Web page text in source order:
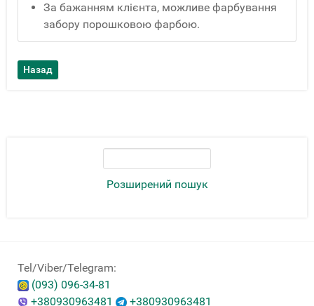
Розширений пошук
За бажанням клієнта, можливе фарбування
забору порошковою фарбою.
Tel/Viber/Telegram:
(093) 096-34-81
+380930963481
+380930963481